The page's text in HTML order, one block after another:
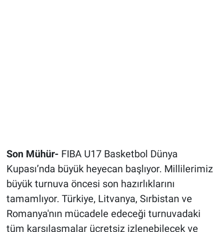
Son Mühür- FIBA U17 Basketbol Dünya
Kupası’nda büyük heyecan başlıyor. Millilerimiz
büyük turnuva öncesi son hazırlıklarını
tamamlıyor. Türkiye, Litvanya, Sırbistan ve
Romanya'nın mücadele edeceği turnuvadaki
tüm karşılaşmalar ücretsiz izlenebilecek ve